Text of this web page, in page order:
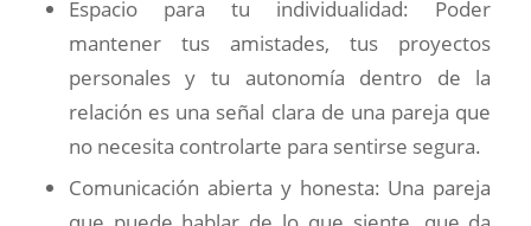
Espacio para tu individualidad: Poder
mantener tus amistades, tus proyectos
personales y tu autonomía dentro de la
relación es una señal clara de una pareja que
no necesita controlarte para sentirse segura.
Comunicación abierta y honesta: Una pareja